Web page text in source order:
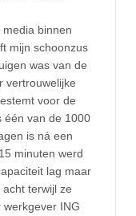
binnen
mijn schoonzus
was van de
vertrouwelijke
voor de
één van de 1000
is ná een
minuten werd
lag maar
terwijl ze
ING